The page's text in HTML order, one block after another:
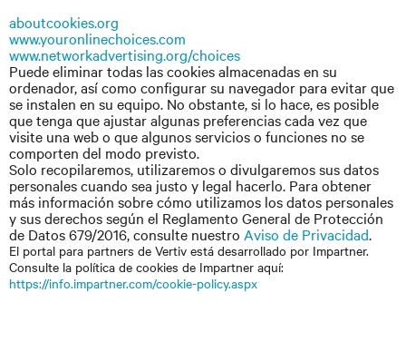
aboutcookies.org
www.youronlinechoices.com
www.networkadvertising.org/choices
Puede eliminar todas las cookies almacenadas en su
ordenador, así como configurar su navegador para evitar que
se instalen en su equipo. No obstante, si lo hace, es posible
que tenga que ajustar algunas preferencias cada vez que
visite una web o que algunos servicios o funciones no se
comporten del modo previsto.
Solo recopilaremos, utilizaremos o divulgaremos sus datos
personales cuando sea justo y legal hacerlo. Para obtener
más información sobre cómo utilizamos los datos personales
y sus derechos según el Reglamento General de Protección
de Datos 679/2016, consulte nuestro Aviso de Privacidad.
El portal para partners de Vertiv está desarrollado por Impartner.
Consulte la política de cookies de Impartner aquí:
https://info.impartner.com/cookie-policy.aspx